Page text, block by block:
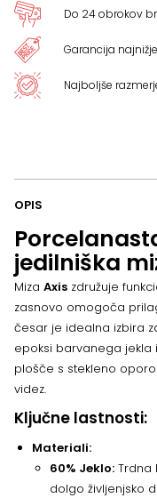
Do 24 obrokov
Garancija
Najboljše
OPIS
jedilniška
Miza Axis združuje
zasnovo omogoča
česar je idealna izbira
epoksi barvanega jekla
plošče s stekleno
videz.
Ključne lastnosti:
Materiali:
60% Jeklo: Trdna
dolgo življenjsko